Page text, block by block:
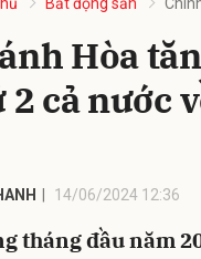
Hòa
2 cả nước
14/06/2024 12:36
tháng đầu năm